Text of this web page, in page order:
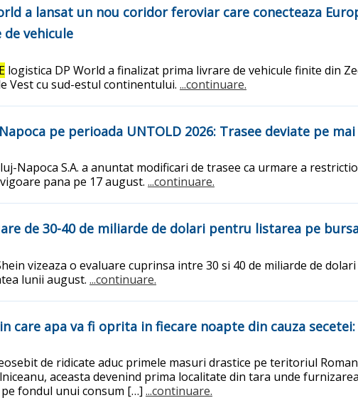
a lansat un nou coridor feroviar care conecteaza
vehicule
logistica DP World a finalizat prima livrare de vehicule finite din
Vest cu sud-estul continentului. ...continuare.
pe perioada UNTOLD 2026: Trasee deviate pe
Napoca S.A. a anuntat modificari de trasee ca urmare a
pana pe 17 august. ...continuare.
de 30-40 de miliarde de dolari pentru listarea pe
vizeaza o evaluare cuprinsa intre 30 si 40 de miliarde de
lunii august. ...continuare.
care apa va fi oprita in fiecare noapte din cauza
de ridicate aduc primele masuri drastice pe teritoriul
aceasta devenind prima localitate din tara unde
fondul unui consum […] ...continuare.